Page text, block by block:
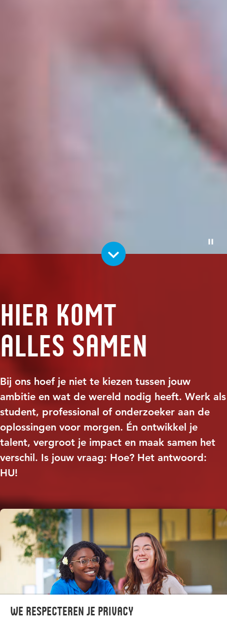
We respecteren je privacy
Hier komt
alles samen
Bij ons hoef je niet te kiezen tussen jouw
ambitie en wat de wereld nodig heeft. Werk als
student, professional of onderzoeker aan de
oplossingen voor morgen. Én ontwikkel je
talent, vergroot je impact en maak samen het
verschil. Is jouw vraag: Hoe? Het antwoord:
HU!